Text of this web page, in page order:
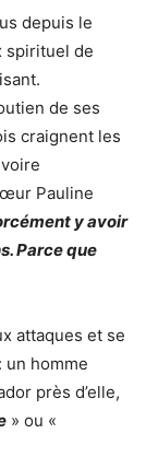
depuis le
spirituel de
de ses
craignent les
Pauline
y avoir
Parce que
attaques et se
homme
près d’elle,
» ou «